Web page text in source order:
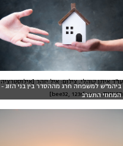
ביהמ"ש למשפחה חרג מההסדר בין בני הזוג -
המחוזי התערב
עו"ד איתן קוהלי, צילום: איל יזהר [אילוסטרציה
חיצונית: bee32, 123rf.com]